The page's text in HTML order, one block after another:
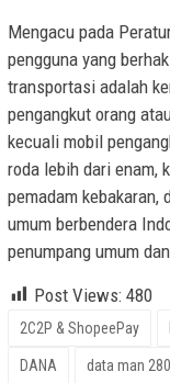
Mengacu pada
pengguna yang
transportasi adalah
pengangkut orang
kecuali mobil
roda lebih dari enam,
pemadam kebakaran,
umum berbendera
penumpang umum
Post Views: 480
2C2P & ShopeePay
DANA data man 280